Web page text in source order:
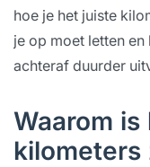
hoe je het juiste
je op moet letten
achteraf duurder
Waarom
kilometers